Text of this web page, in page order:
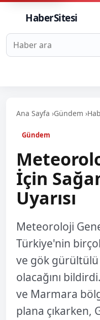
HaberSitesi
Haberlerde ara
Ana Sayfa ›Gündem ›
Gündem
İçin
Uyarısı
Meteoroloji
Türkiye'nin
ve gök gürültülü
olacağını
ve Marmara
plana çıkarken,